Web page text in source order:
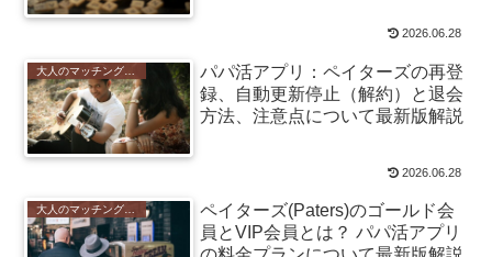
2026.06.28
パパ活アプリ：ペイターズの再登
録、自動更新停止（解約）と退会
方法、注意点について最新版解説
2026.06.28
ペイターズ(Paters)のゴールド会
員とVIP会員とは？ パパ活アプリ